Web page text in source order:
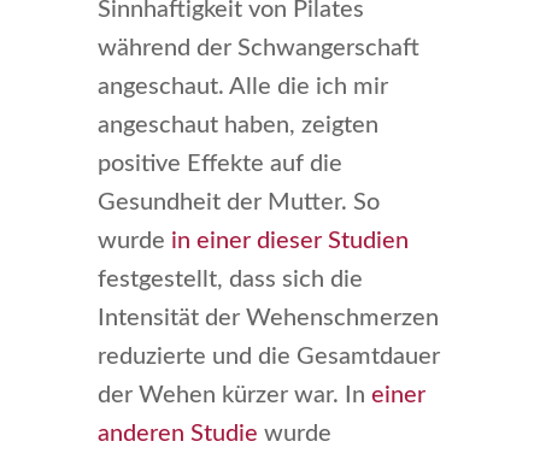
Sinnhaftigkeit von Pilates
während der Schwangerschaft
angeschaut. Alle die ich mir
angeschaut haben, zeigten
positive Effekte auf die
Gesundheit der Mutter. So
wurde in einer dieser Studien
festgestellt, dass sich die
Intensität der Wehenschmerzen
reduzierte und die Gesamtdauer
der Wehen kürzer war. In einer
anderen Studie wurde